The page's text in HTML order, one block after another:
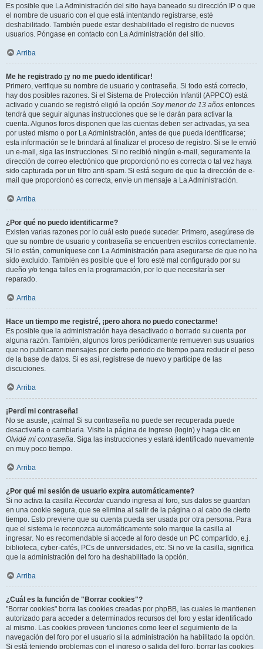
Es posible que La Administración del sitio haya baneado su dirección IP o que
el nombre de usuario con el que está intentando registrarse, esté
deshabilitado. También puede estar deshabilitado el registro de nuevos
usuarios. Póngase en contacto con La Administración del sitio.
Arriba
Me he registrado ¡y no me puedo identificar!
Primero, verifique su nombre de usuario y contraseña. Si todo está correcto,
hay dos posibles razones. Si el Sistema de Protección Infantil (APPCO) está
activado y cuando se registró eligió la opción Soy menor de 13 años entonces
tendrá que seguir algunas instrucciones que se le darán para activar la
cuenta. Algunos foros disponen que las cuentas deben ser activadas, ya sea
por usted mismo o por La Administración, antes de que pueda identificarse;
esta información se le brindará al finalizar el proceso de registro. Si se le envió
un e-mail, siga las instrucciones. Si no recibió ningún e-mail, seguramente la
dirección de correo electrónico que proporcionó no es correcta o tal vez haya
sido capturada por un filtro anti-spam. Si está seguro de que la dirección de e-
mail que proporcionó es correcta, envíe un mensaje a La Administración.
Arriba
¿Por qué no puedo identificarme?
Existen varias razones por lo cuál esto puede suceder. Primero, asegúrese de
que su nombre de usuario y contraseña se encuentren escritos correctamente.
Si lo están, comuníquese con La Administración para asegurarse de que no ha
sido excluido. También es posible que el foro esté mal configurado por su
dueño y/o tenga fallos en la programación, por lo que necesitaría ser
reparado.
Arriba
Hace un tiempo me registré, ¡pero ahora no puedo conectarme!
Es posible que la administración haya desactivado o borrado su cuenta por
alguna razón. También, algunos foros periódicamente remueven sus usuarios
que no publicaron mensajes por cierto periodo de tiempo para reducir el peso
de la base de datos. Si es así, registrese de nuevo y participe de las
discuciones.
Arriba
¡Perdí mi contraseña!
No se asuste, ¡calma! Si su contraseña no puede ser recuperada puede
desactivarla o cambiarla. Visite la página de ingreso (login) y haga clic en
Olvidé mi contraseña. Siga las instrucciones y estará identificado nuevamente
en muy poco tiempo.
Arriba
¿Por qué mi sesión de usuario expira automáticamente?
Si no activa la casilla Recordarcuando ingresa al foro, sus datos se guardan
en una cookie segura, que se elimina al salir de la página o al cabo de cierto
tiempo. Esto previene que su cuenta pueda ser usada por otra persona. Para
que el sistema le reconozca automáticamente solo marque la casilla al
ingresar. No es recomendable si accede al foro desde un PC compartido, e.j.
biblioteca, cyber-cafés, PCs de universidades, etc. Si no ve la casilla, significa
que la administración del foro ha deshabilitado la opción.
Arriba
¿Cuál es la función de "Borrar cookies"?
"Borrar cookies" borra las cookies creadas por phpBB, las cuales le mantienen
autorizado para acceder a determinados recursos del foro y estar identificado
al mismo. Las cookies proveen funciones como leer el seguimiento de la
navegación del foro por el usuario si la administración ha habilitado la opción.
Si está teniendo problemas con el ingreso o salida del foro, borrar las cookies